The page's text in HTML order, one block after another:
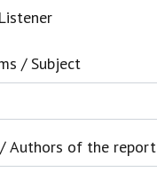
/ Subject
Authors of the report